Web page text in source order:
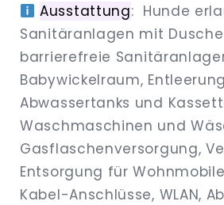
Ausstattung: Hunde
Sanitäranlagen mit
barrierefreie
Babywickelraum,
Abwassertanks und
Waschmaschinen und
Gasflaschenversorgung,
Entsorgung für
Kabel-Anschlüsse, WLAN,